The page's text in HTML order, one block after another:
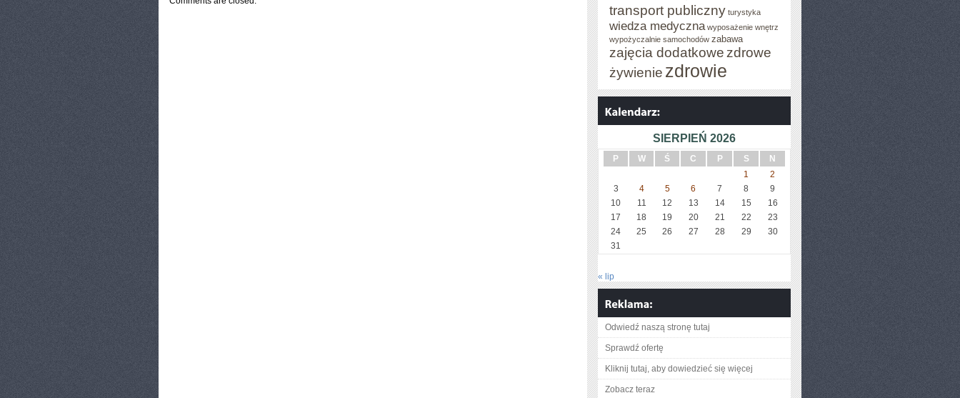
transport publiczny turystyka
wiedza medyczna wyposażenie wnętrz
wypożyczalnie samochodów zabawa
zajęcia dodatkowe zdrowe
żywienie zdrowie
SIERPIEŃ 2026
P W Ś C P S
N
1
2
3
4 5 6 7 8
9
10
11 12 13 14 15
16
17
18 19 20 21 22
23
24
25 26 27 28 29
30
31
« lip
Odwiedź naszą stronę tutaj
Sprawdź ofertę
Kliknij tutaj, aby dowiedzieć się więcej
Zobacz teraz